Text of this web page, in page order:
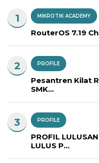
1 MIKROTIK ACADEMY
RouterOS 7.19
2 PROFILE
Pesantren Kilat
SMK...
3 PROFILE
PROFIL
LULUS P...